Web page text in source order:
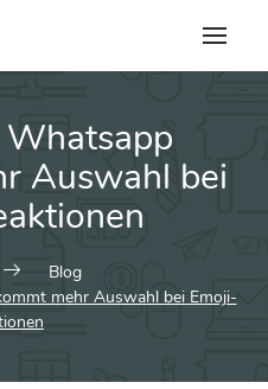
Auswahl bei
Blog
mehr Auswahl bei Emoji-